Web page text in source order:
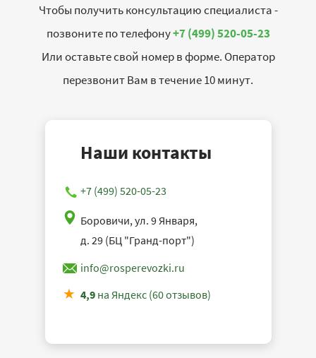
Чтобы получить консультацию специалиста -
позвоните по телефону+7 (499) 520-05-23
Или оставьте свой номер в форме. Оператор
перезвонит Вам в течение 10 минут.
Наши контакты
+7 (499) 520-05-23
Боровичи, ул. 9 Января,
д. 29 (БЦ "Гранд-порт")
info@rosperevozki.ru
4,9на Яндекс (60 отзывов)